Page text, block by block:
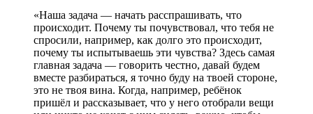
«Наша задача — начать расспрашивать, что
происходит. Почему ты почувствовал, что тебя не
спросили, например, как долго это происходит,
почему ты испытываешь эти чувства? Здесь самая
главная задача — говорить честно, давай будем
вместе разбираться, я точно буду на твоей стороне,
это не твоя вина. Когда, например, ребёнок
пришёл и рассказывает, что у него отобрали вещи